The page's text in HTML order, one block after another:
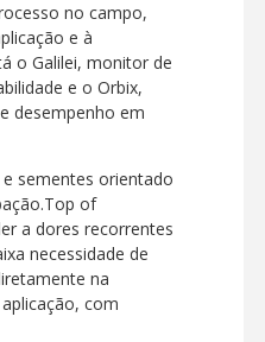
no campo,
e à
o Galilei, monitor de
e o Orbix,
desempenho em
sementes orientado
of
a dores recorrentes
necessidade de
na
com